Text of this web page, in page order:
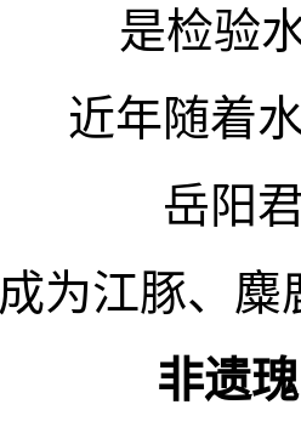
是检验
近年随着
岳阳
成为江豚、麋
非遗